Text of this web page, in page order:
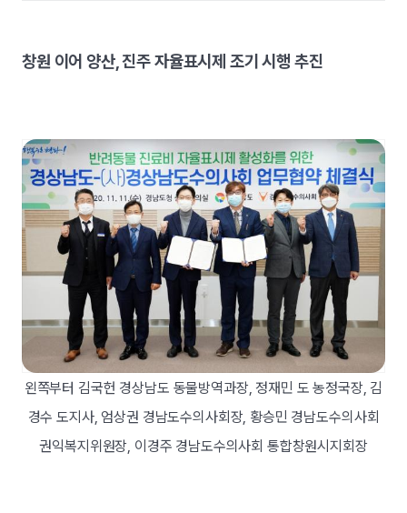
창원 이어 양산, 진주 자율표시제 조기 시행 추진
왼쪽부터 김국헌 경상남도 동물방역과장, 정재민 도 농정국장, 김
경수 도지사, 엄상권 경남도수의사회장, 황승민 경남도수의사회
권익복지위원장, 이경주 경남도수의사회 통합창원시지회장